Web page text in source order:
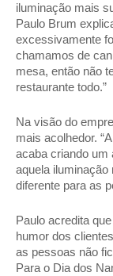
iluminação mais
Paulo Brum
excessivamente
chamamos de
mesa, então não
restaurante todo.”
Na visão do
mais acolhedor.
acaba criando um
aquela
diferente para as
Paulo acredita
humor dos
as pessoas não
Para o Dia dos